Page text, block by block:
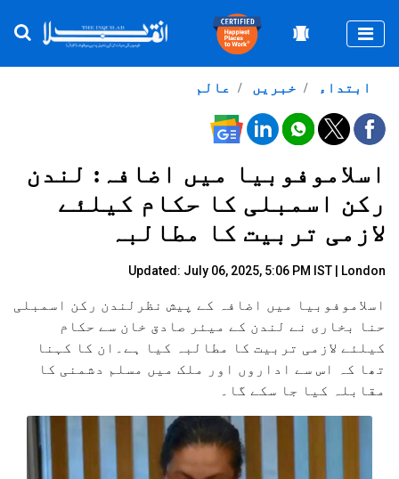
عالم خبریں ابتداء
اسلاموفوبیا میں اضافہ: لندن
رکن اسمبلی کا حکام کیلئے
لازمی تربیت کا مطالبہ
Updated: July 06, 2025, 5:06 PM IST | London
اسلاموفوبیا میں اضافہ کے پیش نظرلندن رکن اسمبلی
حنا بخاری نے لندن کے میئر صادق خان سے حکام
کیلئے لازمی تربیت کا مطالبہ کیا ہے۔ان کا کہنا
تھا کہ اس سے اداروں اور ملک میں مسلم دشمنی کا
مقابلہ کیا جا سکے گا۔